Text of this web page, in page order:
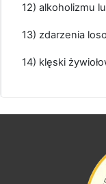
12) alkoholizmu
13) zdarzenia
14) klęski